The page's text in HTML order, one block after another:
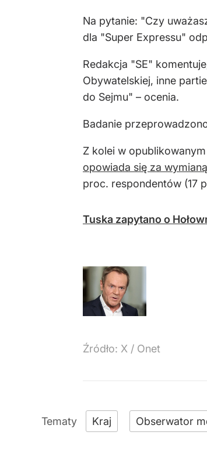
Na pytanie: "Czy
dla "Super Expressu"
Redakcja "SE"
Obywatelskiej, inne
do Sejmu" – ocenia.
Badanie
Z kolei w
opowiada się za
proc. respondentów (17
Tuska zapytano o
Źródło: X / Onet
Kraj Obserwator